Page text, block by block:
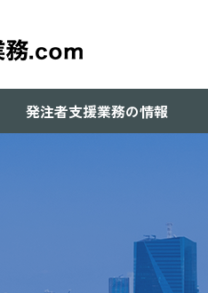
発注者支援業務の情報